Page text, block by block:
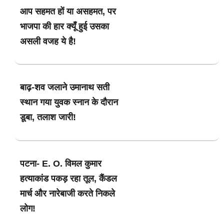
आप सहमत हों या असहमत, पर
भाजपा की हार क्यूँ हुई उसका
असली वजह ये है!
बाढ़-शव जलाने उमानाथ सती
स्थान गया युवक स्नान के दौरान
डूबा, तलाश जारी!
पटना- E. O. विमल कुमार
हत्याकांड पकड़ रहा तूल, कैंडल
मार्च और नारेबाजी करते निकले
लोग!